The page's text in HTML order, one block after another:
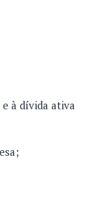
à dívida ativa